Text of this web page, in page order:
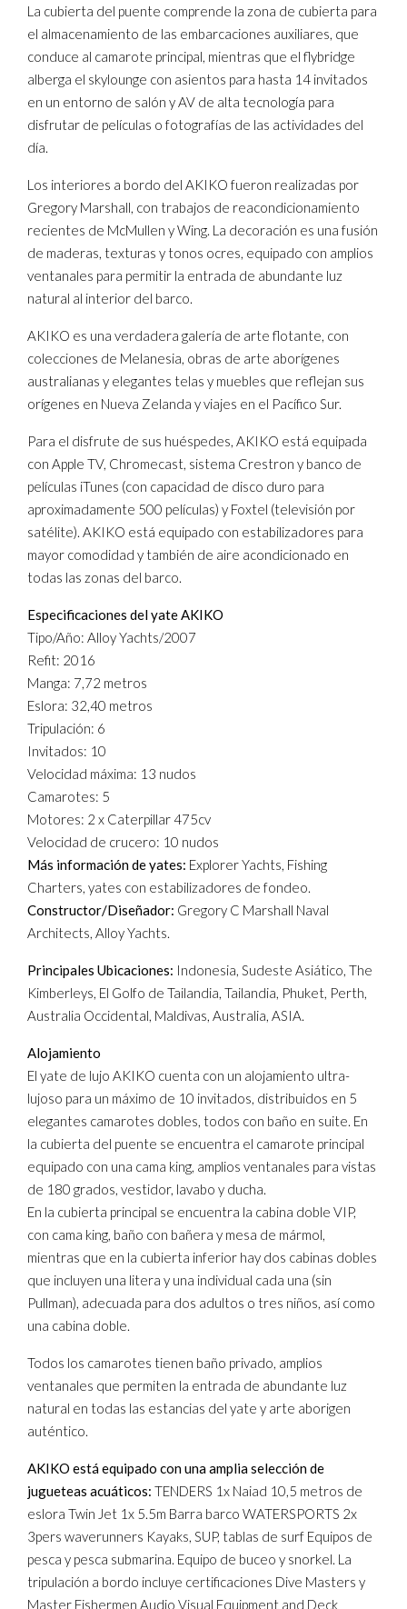
La cubierta del puente comprende la zona de cubierta para
el almacenamiento de las embarcaciones auxiliares, que
conduce al camarote principal, mientras que el flybridge
alberga el skylounge con asientos para hasta 14 invitados
en un entorno de salón y AV de alta tecnología para
disfrutar de películas o fotografías de las actividades del
día.
Los interiores a bordo del AKIKO fueron realizadas por
Gregory Marshall, con trabajos de reacondicionamiento
recientes de McMullen y Wing. La decoración es una fusión
de maderas, texturas y tonos ocres, equipado con amplios
ventanales para permitir la entrada de abundante luz
natural al interior del barco.
AKIKO es una verdadera galería de arte flotante, con
colecciones de Melanesia, obras de arte aborígenes
australianas y elegantes telas y muebles que reflejan sus
orígenes en Nueva Zelanda y viajes en el Pacífico Sur.
Para el disfrute de sus huéspedes, AKIKO está equipada
con Apple TV, Chromecast, sistema Crestron y banco de
películas iTunes (con capacidad de disco duro para
aproximadamente 500 películas) y Foxtel (televisión por
satélite). AKIKO está equipado con estabilizadores para
mayor comodidad y también de aire acondicionado en
todas las zonas del barco.
Especificaciones del yate AKIKO
Tipo/Año: Alloy Yachts/2007
Refit: 2016
Manga: 7,72 metros
Eslora: 32,40 metros
Tripulación: 6
Invitados: 10
Velocidad máxima: 13 nudos
Camarotes: 5
Motores: 2 x Caterpillar 475cv
Velocidad de crucero: 10 nudos
Más información de yates: Explorer Yachts, Fishing
Charters, yates con estabilizadores de fondeo.
Constructor/Diseñador: Gregory C Marshall Naval
Architects, Alloy Yachts.
Principales Ubicaciones: Indonesia, Sudeste Asiático, The
Kimberleys, El Golfo de Tailandia, Tailandia, Phuket, Perth,
Australia Occidental, Maldivas, Australia, ASIA.
Alojamiento
El yate de lujo AKIKO cuenta con un alojamiento ultra-
lujoso para un máximo de 10 invitados, distribuidos en 5
elegantes camarotes dobles, todos con baño en suite. En
la cubierta del puente se encuentra el camarote principal
equipado con una cama king, amplios ventanales para vistas
de 180 grados, vestidor, lavabo y ducha.
En la cubierta principal se encuentra la cabina doble VIP,
con cama king, baño con bañera y mesa de mármol,
mientras que en la cubierta inferior hay dos cabinas dobles
que incluyen una litera y una individual cada una (sin
Pullman), adecuada para dos adultos o tres niños, así como
una cabina doble.
Todos los camarotes tienen baño privado, amplios
ventanales que permiten la entrada de abundante luz
natural en todas las estancias del yate y arte aborigen
auténtico.
AKIKO está equipado con una amplia selección de
jugueteas acuáticos: TENDERS 1x Naiad 10,5 metros de
eslora Twin Jet 1x 5.5m Barra barco WATERSPORTS 2x
3pers waverunners Kayaks, SUP, tablas de surf Equipos de
pesca y pesca submarina. Equipo de buceo y snorkel. La
tripulación a bordo incluye certificaciones Dive Masters y
Master Fishermen Audio Visual Equipment and Deck